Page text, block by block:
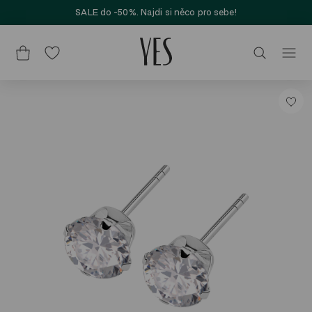
SALE do -50%. Najdi si něco pro sebe!